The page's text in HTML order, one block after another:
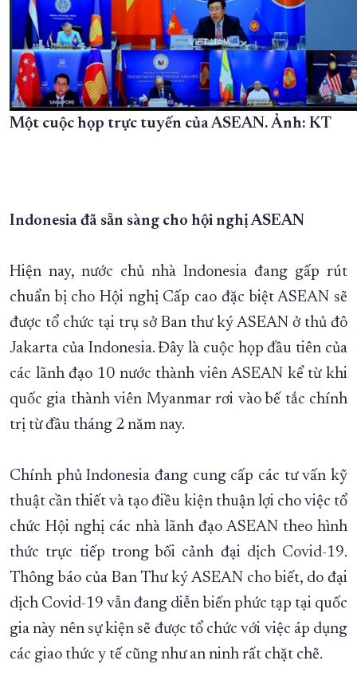
Một cuộc họp trực tuyến của ASEAN. Ảnh: KT
Indonesia đã sẵn sàng cho hội nghị ASEAN
Hiện nay, nước chủ nhà Indonesia đang gấp rút
chuẩn bị cho Hội nghị Cấp cao đặc biệt ASEAN sẽ
được tổ chức tại trụ sở Ban thư ký ASEAN ở thủ đô
Jakarta của Indonesia. Đây là cuộc họp đầu tiên của
các lãnh đạo 10 nước thành viên ASEAN kể từ khi
quốc gia thành viên Myanmar rơi vào bế tắc chính
trị từ đầu tháng 2 năm nay.
Chính phủ Indonesia đang cung cấp các tư vấn kỹ
thuật cần thiết và tạo điều kiện thuận lợi cho việc tổ
chức Hội nghị các nhà lãnh đạo ASEAN theo hình
thức trực tiếp trong bối cảnh đại dịch Covid-19.
Thông báo của Ban Thư ký ASEAN cho biết, do đại
dịch Covid-19 vẫn đang diễn biến phức tạp tại quốc
gia này nên sự kiện sẽ được tổ chức với việc áp dụng
các giao thức y tế cũng như an ninh rất chặt chẽ.